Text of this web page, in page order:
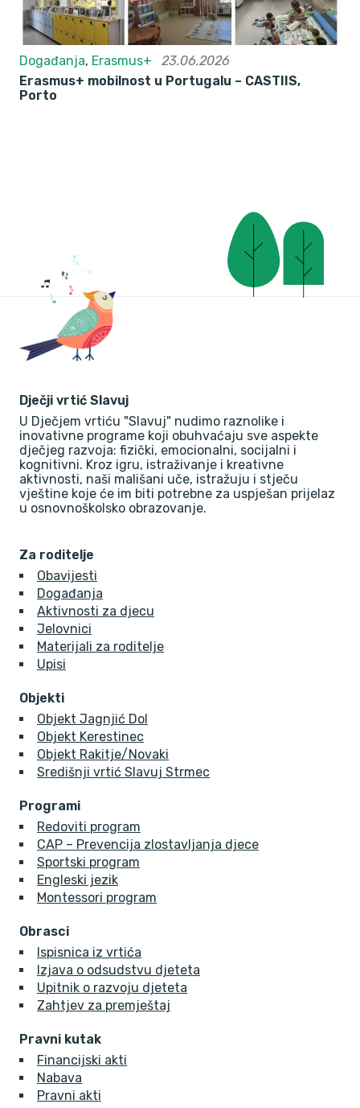
Događanja, Erasmus+
23.06.2026
Erasmus+ mobilnost u Portugalu – CASTIIS,
Porto
Dječji vrtić Slavuj
U Dječjem vrtiću "Slavuj" nudimo raznolike i
inovativne programe koji obuhvaćaju sve aspekte
dječjeg razvoja: fizički, emocionalni, socijalni i
kognitivni. Kroz igru, istraživanje i kreativne
aktivnosti, naši mališani uče, istražuju i stječu
vještine koje će im biti potrebne za uspješan prijelaz
u osnovnoškolsko obrazovanje.
Za roditelje
Obavijesti
Događanja
Aktivnosti za djecu
Jelovnici
Materijali za roditelje
Upisi
Objekti
Objekt Jagnjić Dol
Objekt Kerestinec
Objekt Rakitje/Novaki
Središnji vrtić Slavuj Strmec
Programi
Redoviti program
CAP – Prevencija zlostavljanja djece
Sportski program
Engleski jezik
Montessori program
Obrasci
Ispisnica iz vrtića
Izjava o odsudstvu djeteta
Upitnik o razvoju djeteta
Zahtjev za premještaj
Pravni kutak
Financijski akti
Nabava
Pravni akti